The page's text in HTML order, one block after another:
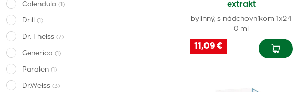
Calendula (1)
Drill (1)
Dr. Theiss (7)
Generica (1)
Paralen (1)
Dr.Weiss (3)
extrakt
bylinný, s nádchovníkom 1x24
0 ml
11,09 €